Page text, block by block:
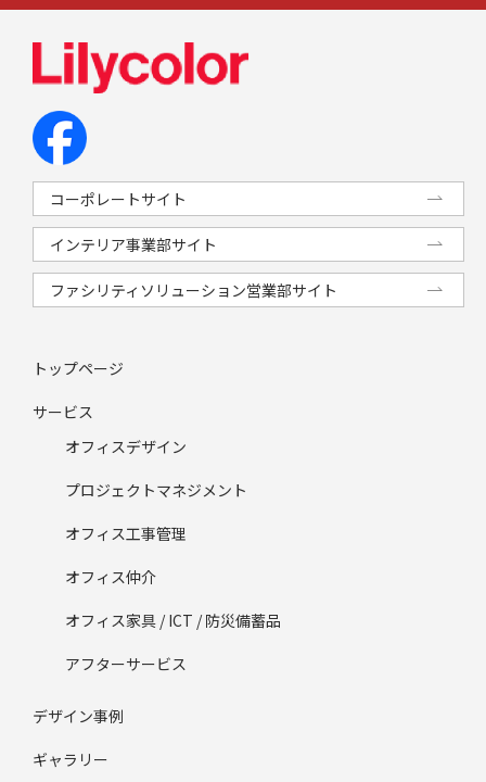
コーポレートサイト
インテリア事業部サイト
ファシリティソリューション営業部サイト
トップページ
サービス
オフィスデザイン
プロジェクトマネジメント
オフィス工事管理
オフィス仲介
オフィス家具 / ICT / 防災備蓄品
アフターサービス
デザイン事例
ギャラリー